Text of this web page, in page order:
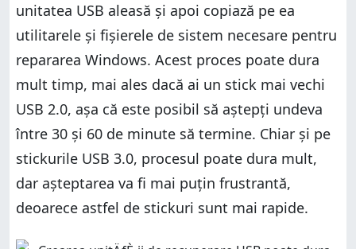
unitatea USB aleasă și apoi copiază pe ea
utilitarele și fișierele de sistem necesare pentru
repararea Windows. Acest proces poate dura
mult timp, mai ales dacă ai un stick mai vechi
USB 2.0, așa că este posibil să aștepți undeva
între 30 și 60 de minute să termine. Chiar și pe
stickurile USB 3.0, procesul poate dura mult,
dar așteptarea va fi mai puțin frustrantă,
deoarece astfel de stickuri sunt mai rapide.